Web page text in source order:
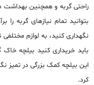
راحتی گربه و همچنین بهداشت
بتوانید تمام نیازهای گربه را
نگهداری کنید، به لوازم مختلفی
باید خریداری کنید بیلچه
این بیلچه کمک بزرگی در تمیز
کرد.